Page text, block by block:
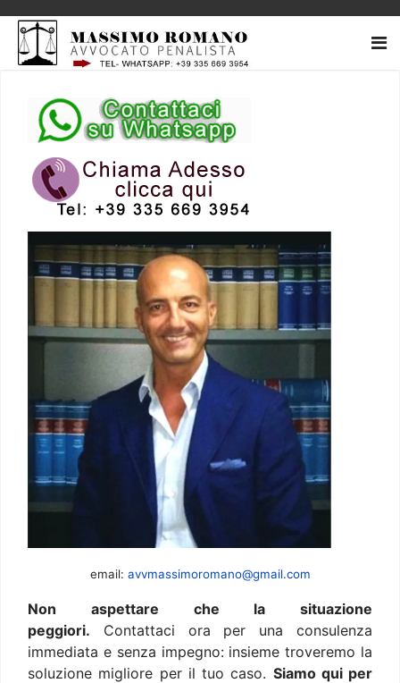
email: avvmassimoromano@gmail.com
Non aspettare che la situazione
peggiori. Contattaci ora per una consulenza
immediata e senza impegno: insieme troveremo la
soluzione migliore per il tuo caso. Siamo qui per